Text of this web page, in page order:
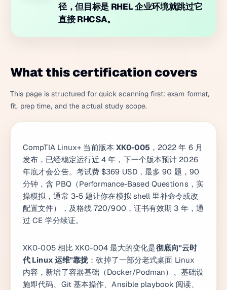
径，但目标是 RHEL 企业环境就跳过它
直接 RHCSA。
What this certification covers
This page is structured for quick scanning first: exam format,
fit, prep time, and the actual study scope.
CompTIA Linux+ 当前版本 XK0-005，2022 年 6 月
发布，已经稳定运行近 4 年，下一个版本预计 2026
年底才会公告。考试费 $369 USD，最多 90 题，90
分钟，含 PBQ（Performance-Based Questions，实
操模拟，通常 3-5 题让你在模拟 shell 里补命令或改
配置文件），及格线 720/900，证书有效期 3 年，通
过 CE 学分续证。
XK0-005 相比 XK0-004 最大的变化是彻底向"云时
代 Linux 运维"靠拢 ：砍掉了一部分老式桌面 Linux
内容，新增了容器基础（Docker/Podman）、基础设
施即代码、Git 基本操作、Ansible playbook 阅读、